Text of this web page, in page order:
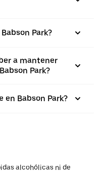
Park?
a mantener
Park?
en Babson Park?
alcohólicas ni de